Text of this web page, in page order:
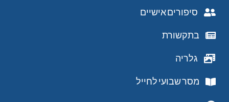
סיפורים אישיים
בתקשורת
גלריה
מסר שבועי לחייל